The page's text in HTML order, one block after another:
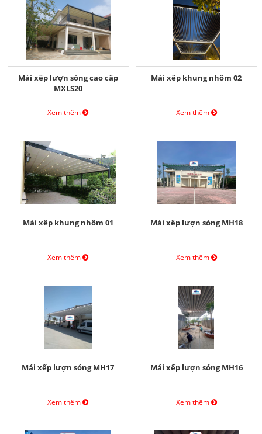
Mái xếp lượn sóng cao cấp
MXLS20
Xem thêm
Mái xếp khung nhôm 02
Xem thêm
Mái xếp khung nhôm 01
Xem thêm
Mái xếp lượn sóng MH18
Xem thêm
Mái xếp lượn sóng MH17
Xem thêm
Mái xếp lượn sóng MH16
Xem thêm